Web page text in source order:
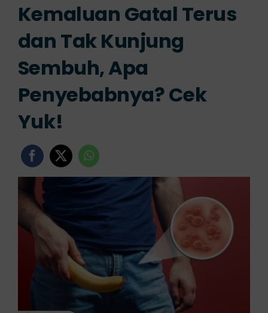
Layanan Kami
Info Klinik
Kemaluan Gatal Terus
dan Tak Kunjung
Sembuh, Apa
Penyebabnya? Cek
Yuk!